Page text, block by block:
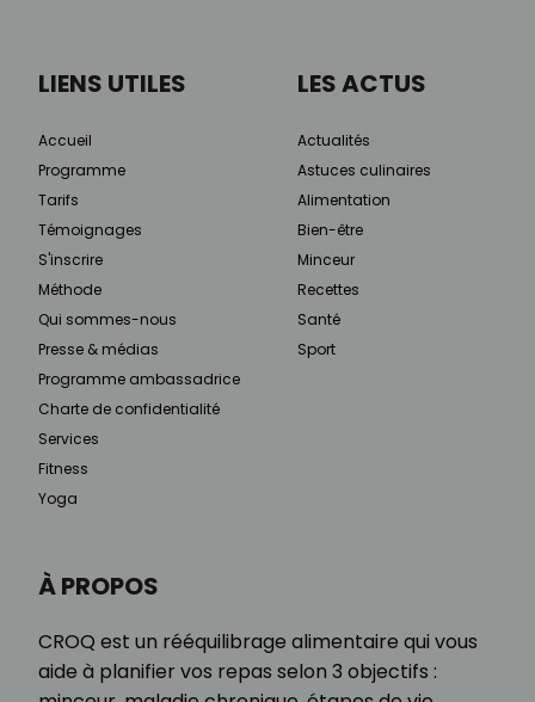
À PROPOS
CROQ est un rééquilibrage alimentaire qui vous
aide à planifier vos repas selon 3 objectifs :
LIENS UTILES
Accueil
Programme
Tarifs
Témoignages
S'inscrire
Méthode
Qui sommes-nous
Presse & médias
Programme ambassadrice
Charte de confidentialité
Services
Fitness
Yoga
LES ACTUS
Actualités
Astuces culinaires
Alimentation
Bien-être
Minceur
Recettes
Santé
Sport